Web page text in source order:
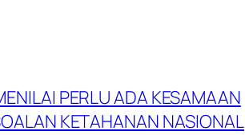
PERLU ADA KESAMAAN
KETAHANAN NASIONAL